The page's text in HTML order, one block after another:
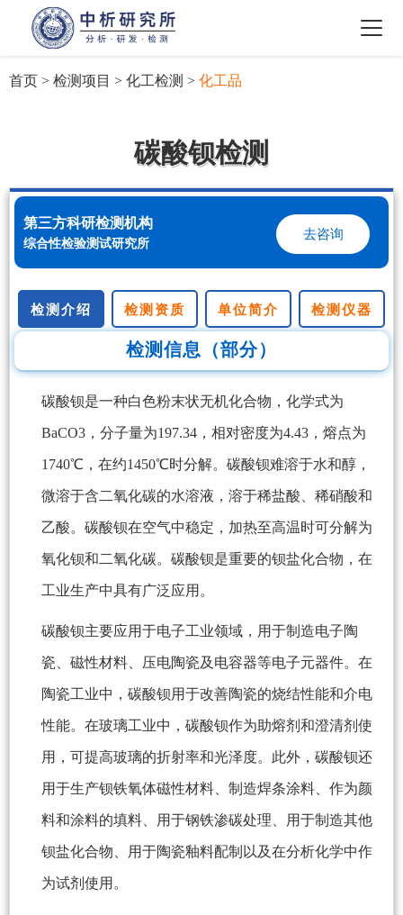
首页 > 检测项目 > 化工检测 > 化工品
碳酸钡检测
第三方科研检测机构
综合性检验测试研究所
去咨询
检测介绍 检测资质 单位简介 检测仪器
检测信息（部分）
碳酸钡是一种白色粉末状无机化合物，化学式为
BaCO3，分子量为197.34，相对密度为4.43，熔点为
1740℃，在约1450℃时分解。碳酸钡难溶于水和醇，
微溶于含二氧化碳的水溶液，溶于稀盐酸、稀硝酸和
乙酸。碳酸钡在空气中稳定，加热至高温时可分解为
氧化钡和二氧化碳。碳酸钡是重要的钡盐化合物，在
工业生产中具有广泛应用。
碳酸钡主要应用于电子工业领域，用于制造电子陶
瓷、磁性材料、压电陶瓷及电容器等电子元器件。在
陶瓷工业中，碳酸钡用于改善陶瓷的烧结性能和介电
性能。在玻璃工业中，碳酸钡作为助熔剂和澄清剂使
用，可提高玻璃的折射率和光泽度。此外，碳酸钡还
用于生产钡铁氧体磁性材料、制造焊条涂料、作为颜
料和涂料的填料、用于钢铁渗碳处理、用于制造其他
钡盐化合物、用于陶瓷釉料配制以及在分析化学中作
为试剂使用。